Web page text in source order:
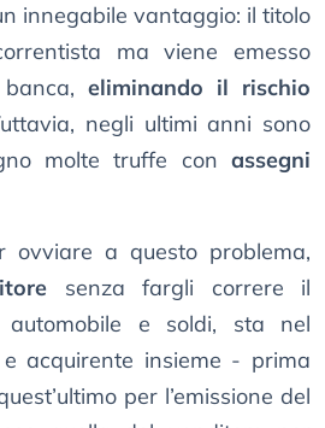
innegabile vantaggio: il titolo
ma viene emesso
eliminando il rischio
negli ultimi anni sono
molte truffe con assegni
ovviare a questo problema,
senza fargli correre il
e soldi, sta nel
acquirente insieme - prima
per l’emissione del